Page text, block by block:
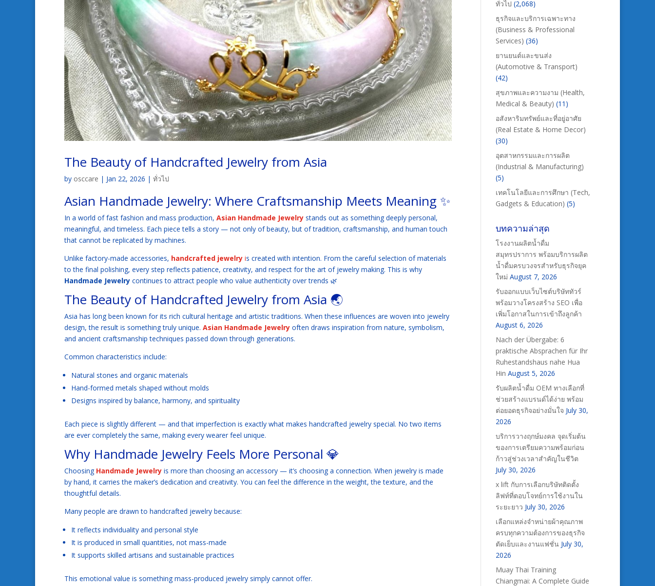
The Beauty of Handcrafted Jewelry from Asia
by osccare | Jan 22, 2026 | ทั่วไป
Asian Handmade Jewelry: Where Craftsmanship Meets Meaning ✨
In a world of fast fashion and mass production, Asian Handmade Jewelry stands out as something deeply personal,
meaningful, and timeless. Each piece tells a story — not only of beauty, but of tradition, craftsmanship, and human touch
that cannot be replicated by machines.
Unlike factory-made accessories, handcrafted jewelry is created with intention. From the careful selection of materials
to the final polishing, every step reflects patience, creativity, and respect for the art of jewelry making. This is why
Handmade Jewelry continues to attract people who value authenticity over trends 🌿
The Beauty of Handcrafted Jewelry from Asia 🌏
Asia has long been known for its rich cultural heritage and artistic traditions. When these influences are woven into jewelry
design, the result is something truly unique. Asian Handmade Jewelry often draws inspiration from nature, symbolism,
and ancient craftsmanship techniques passed down through generations.
Common characteristics include:
Natural stones and organic materials
Hand-formed metals shaped without molds
Designs inspired by balance, harmony, and spirituality
Each piece is slightly different — and that imperfection is exactly what makes handcrafted jewelry special. No two items
are ever completely the same, making every wearer feel unique.
Why Handmade Jewelry Feels More Personal 💎
Choosing Handmade Jewelry is more than choosing an accessory — it’s choosing a connection. When jewelry is made
by hand, it carries the maker’s dedication and creativity. You can feel the difference in the weight, the texture, and the
thoughtful details.
Many people are drawn to handcrafted jewelry because:
It reflects individuality and personal style
It is produced in small quantities, not mass-made
It supports skilled artisans and sustainable practices
This emotional value is something mass-produced jewelry simply cannot offer.
ทั่วไป (2,068)
ธุรกิจและบริการเฉพาะทาง
(Business & Professional
Services) (36)
ยานยนต์และขนส่ง
(Automotive & Transport)
(42)
สุขภาพและความงาม (Health,
Medical & Beauty) (11)
อสังหาริมทรัพย์และที่อยู่อาศัย
(Real Estate & Home Decor)
(30)
อุตสาหกรรมและการผลิต
(Industrial & Manufacturing)
(5)
เทคโนโลยีและการศึกษา (Tech,
Gadgets & Education) (5)
บทความล่าสุด
โรงงานผลิตน้ำดื่ม
สมุทรปราการ พร้อมบริการผลิต
น้ำดื่มครบวงจรสำหรับธุรกิจยุค
ใหม่ August 7, 2026
รับออกแบบเว็บไซต์บริษัททัวร์
พร้อมวางโครงสร้าง SEO เพื่อ
เพิ่มโอกาสในการเข้าถึงลูกค้า
August 6, 2026
Nach der Übergabe: 6
praktische Absprachen für Ihr
Ruhestandshaus nahe Hua
Hin August 5, 2026
รับผลิตน้ำดื่ม OEM ทางเลือกที่
ช่วยสร้างแบรนด์ได้ง่าย พร้อม
ต่อยอดธุรกิจอย่างมั่นใจ July 30,
2026
บริการวางฤกษ์มงคล จุดเริ่มต้น
ของการเตรียมความพร้อมก่อน
ก้าวสู่ช่วงเวลาสำคัญในชีวิต
July 30, 2026
x lift กับการเลือกบริษัทติดตั้ง
ลิฟท์ที่ตอบโจทย์การใช้งานใน
ระยะยาว July 30, 2026
เลือกแหล่งจำหน่ายผ้าคุณภาพ
ครบทุกความต้องการของธุรกิจ
ตัดเย็บและงานแฟชั่น July 30,
2026
Muay Thai Training
Chiangmai: A Complete Guide